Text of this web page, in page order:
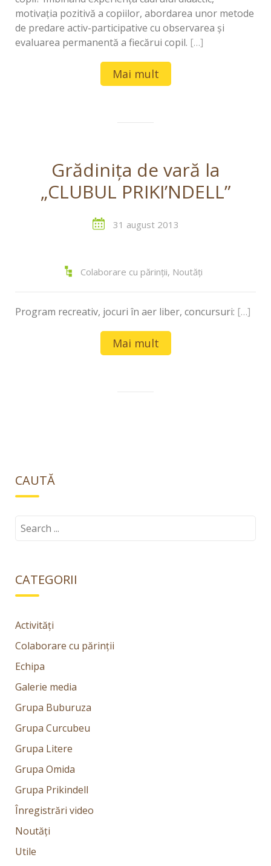
motivația pozitivă a copiilor, abordarea unor metode
de predare activ-participative cu observarea și
evaluarea permanentă a fiecărui copil. […]
Mai mult
Grădiniţa de vară la
„CLUBUL PRIKI’NDELL”
31 august 2013
Colaborare cu părinții, Noutăți
Program recreativ, jocuri în aer liber, concursuri: […]
Mai mult
CAUTĂ
Search
CATEGORII
Activități
Colaborare cu părinții
Echipa
Galerie media
Grupa Buburuza
Grupa Curcubeu
Grupa Litere
Grupa Omida
Grupa Prikindell
Înregistrări video
Noutăți
Utile